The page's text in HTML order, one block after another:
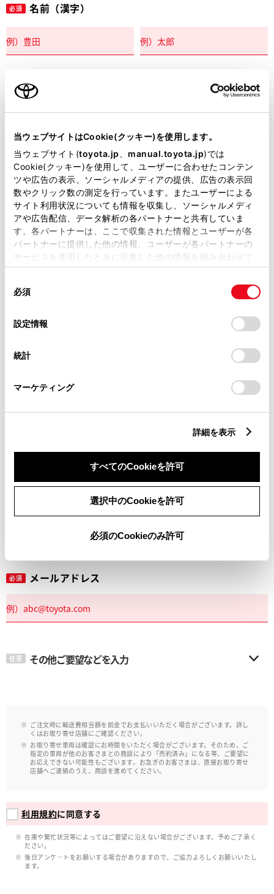
当ウェブサイトはCookie(クッキー)を使用します。
当ウェブサイト(toyota.jp manual.toyota.jp)では
Cookie(クッキー)を使用して、ユーザーに合わせたコンテン
ツや広告の表示、ソーシャルメディアの提供、広告の表示回
数やクリック数の測定を行っています。またユーザーによる
サイト利用状況についても情報を収集し、ソーシャルメディ
アや広告配信、データ解析の各パートナーと共有していま
す。各パートナーは、ここで収集された情報とユーザーが各
パートナーに提供した他の情報、ユーザーが各パートナーの
サービスを使用したときに収集した他の情報を組み合わせて
使用することがあります。当ウェブサイトの使用を続行する
デバイスにすべてのCookie(クッキー)が保存されることに同
意したことになります。Cookie(クッキー)のオプトアウト、
設定の変更、同意を撤回したりするにあたっては、当社の
「Cookie（クッキー）情報の取り扱いについて
」をご覧くだ
必須
設定情報
統計
マーケティング
詳細を表示
すべてのCookieを許可
選択中のCookieを許可
必須のCookieのみ許可
必須 名前（漢字）
必須 名前（カナ）
必須 郵便番号
住所自動入力
必須 都道府県
必須 市区町村名
丁目番地
必須 メールアドレス
任意 その他ご要望などを入力
ご注文時に輸送費相当額を前金でお支払いいただく場合がございます。詳し
くはお取り寄せ店舗にご確認ください。
お取り寄せ車両は確認にお時間をいただく場合がございます。そのため、ご
指定の車両が他のお客さまとの商談により「売約済み」になる等、ご要望に
お応えできない可能性もございます。お急ぎのお客さまは、直接お取り寄せ
店舗へご連絡のうえ、商談を進めてください。
利用規約に同意する
在庫や繁忙状況等によってはご要望に沿えない場合がございます。予めご了承く
ださい。
後日アンケ―トをお願いする場合がありますので、ご協力よろしくお願いいたし
ます。